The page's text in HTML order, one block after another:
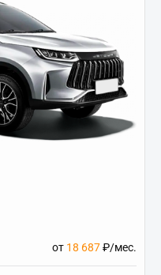
от 18 687₽/мес.